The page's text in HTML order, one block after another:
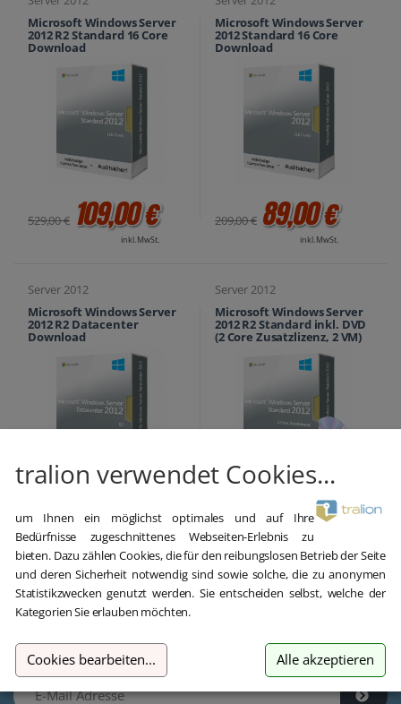
Microsoft Windows Server
2012 R2 Standard 16 Core
Download
529,00 € 109,00 €
inkl. MwSt.
Microsoft Windows Server
2012 Standard 16 Core
Download
209,00 € 89,00 €
inkl. MwSt.
Server 2012
Microsoft Windows Server
2012 R2 Datacenter
Download
229,00 €
Server 2012
Microsoft Windows Server
2012 R2 Standard inkl. DVD
(2 Core Zusatzlizenz, 2 VM)
399,00 €
Unseren Newsletter abonnieren
tralion verwendet Cookies...
um Ihnen ein möglichst optimales und auf Ihre
Bedürfnisse zugeschnittenes Webseiten-Erlebnis zu
bieten. Dazu zählen Cookies, die für den reibungslosen Betrieb der Seite
und deren Sicherheit notwendig sind sowie solche, die zu anonymen
Statistikzwecken genutzt werden. Sie entscheiden selbst, welche der
Kategorien Sie erlauben möchten.
Cookies bearbeiten... Alle akzeptieren